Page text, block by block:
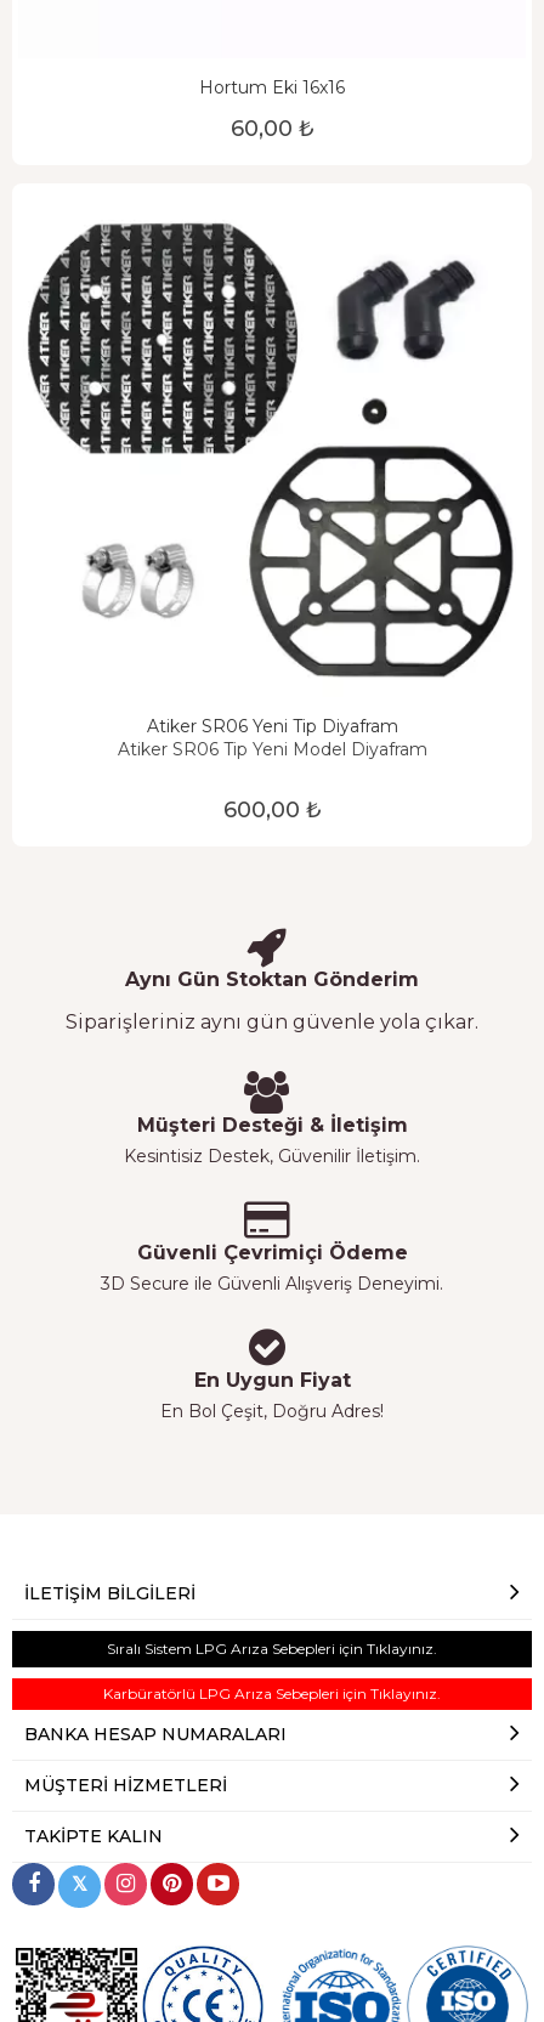
Hortum Eki 16x16
60,00 ₺
Atiker SR06 Yeni Tip Diyafram
Atiker SR06 Tip Yeni Model Diyafram
600,00 ₺
Aynı Gün Stoktan Gönderim
Siparişleriniz aynı gün güvenle yola çıkar.
Müşteri Desteği & İletişim
Kesintisiz Destek, Güvenilir İletişim.
Güvenli Çevrimiçi Ödeme
3D Secure ile Güvenli Alışveriş Deneyimi.
En Uygun Fiyat
En Bol Çeşit, Doğru Adres!
İLETIŞIM BILGILERI
Sıralı Sistem LPG Arıza Sebepleri için Tıklayınız.
Karbüratörlü LPG Arıza Sebepleri için Tıklayınız.
BANKA HESAP NUMARALARI
MÜŞTERI HIZMETLERI
TAKIPTE KALIN
𝕏